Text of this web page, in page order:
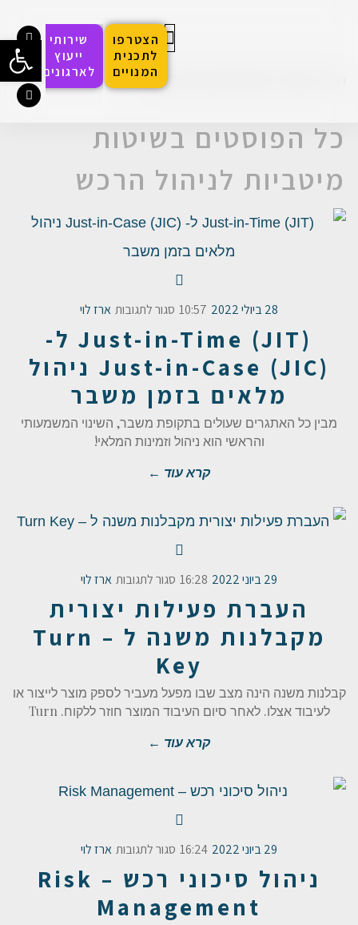
הצטרפו
לתכנית
המנויים
שירותי
ייעוץ
לארגונים
שיטות מיטביות לניהול הרכש
כל הפוסטים בשיטות
מיטביות לניהול הרכש
28 ביולי 2022 10:57 סגור לתגובות ארז לוי
Just-in-Time (JIT) ל-
Just-in-Case (JIC) ניהול
מלאים בזמן משבר
מבין כל האתגרים שעולים בתקופת משבר, השינוי המשמעותי
והראשי הוא ניהול וזמינות המלאי!
קרא עוד ←
29 ביוני 2022 16:28 סגור לתגובות ארז לוי
העברת פעילות יצורית
מקבלנות משנה ל – Turn
Key
קבלנות משנה הינה מצב שבו מפעל מעביר לספק מוצר לייצור או
לעיבוד אצלו. לאחר סיום העיבוד המוצר חוזר ללקוח. Turn
קרא עוד ←
29 ביוני 2022 16:24 סגור לתגובות ארז לוי
ניהול סיכוני רכש – Risk
Management
פתח